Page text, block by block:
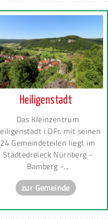
Heiligenstadt
Das Kleinzentrum
i.OFr. mit seinen
24 Gemeindeteilen liegt im
Städtedreieck Nürnberg -
Bamberg -...
zur Gemeinde